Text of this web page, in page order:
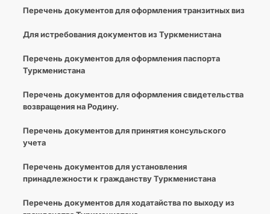
Перечень документов для оформления транзитных виз
Для истребования документов из Туркменистана
Перечень документов для оформления паспорта
Туркменистана
Перечень документов для оформления свидетельства
возвращения на Родину.
Перечень документов для принятия консульского
учета
Перечень документов для установления
принадлежности к гражданству Туркменистана
Перечень документов для ходатайства по выходу из